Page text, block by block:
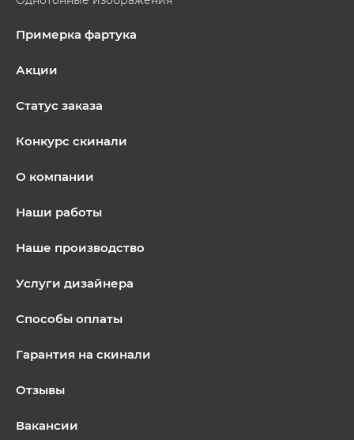
Примерка фартука
Акции
Статус заказа
Конкурс скинали
О компании
Наши работы
Наше производство
Услуги дизайнера
Способы оплаты
Гарантия на скинали
Отзывы
Вакансии